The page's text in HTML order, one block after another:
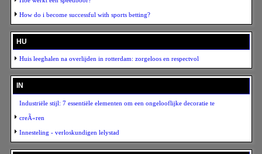
How do i become successful with sports betting?
HU
Huis leeghalen na overlijden in rotterdam: zorgeloos en respectvol
IN
Industriële stijl: 7 essentiële elementen om een ongelooflijke decoratie te
creÃ«ren
Innesteling - verloskundigen lelystad